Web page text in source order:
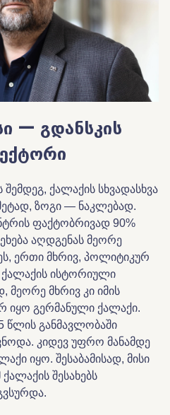
— გდანსკის
ქალაქის სხვადასხვა
ზოგი — ნაკლებად.
ფაქტობრივად 90%
აღდგენას მეორე
ერთი მხრივ, პოლიტიკურ
ისტორიული
მეორე მხრივ კი იმის
იყო გერმანული ქალაქი.
წლის განმავლობაში
კიდევ უფრო მანამდე
იყო. შესაბამისად, მისი
შესახებს